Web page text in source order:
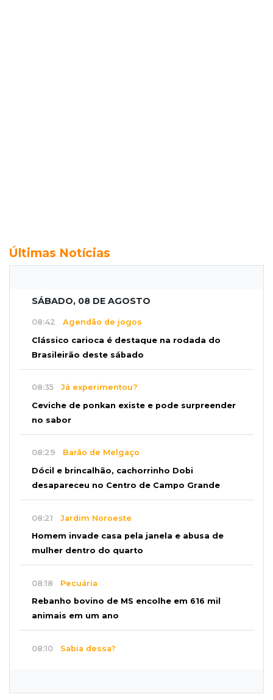
Últimas Notícias
SÁBADO, 08 DE AGOSTO
08:42 Agendão de jogos
Clássico carioca é destaque na rodada do
Brasileirão deste sábado
08:35 Já experimentou?
Ceviche de ponkan existe e pode surpreender
no sabor
08:29 Barão de Melgaço
Dócil e brincalhão, cachorrinho Dobi
desapareceu no Centro de Campo Grande
08:21 Jardim Noroeste
Homem invade casa pela janela e abusa de
mulher dentro do quarto
08:18 Pecuária
Rebanho bovino de MS encolhe em 616 mil
animais em um ano
08:10 Sabia dessa?